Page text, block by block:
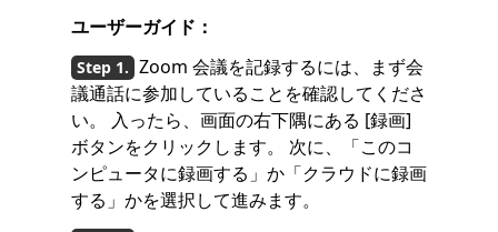
ユーザーガイド：
Zoom 会議を記録するには、まず会
議通話に参加していることを確認してくださ
い。 入ったら、画面の右下隅にある [録画]
ボタンをクリックします。 次に、「このコ
ンピュータに録画する」か「クラウドに録画
する」かを選択して進みます。